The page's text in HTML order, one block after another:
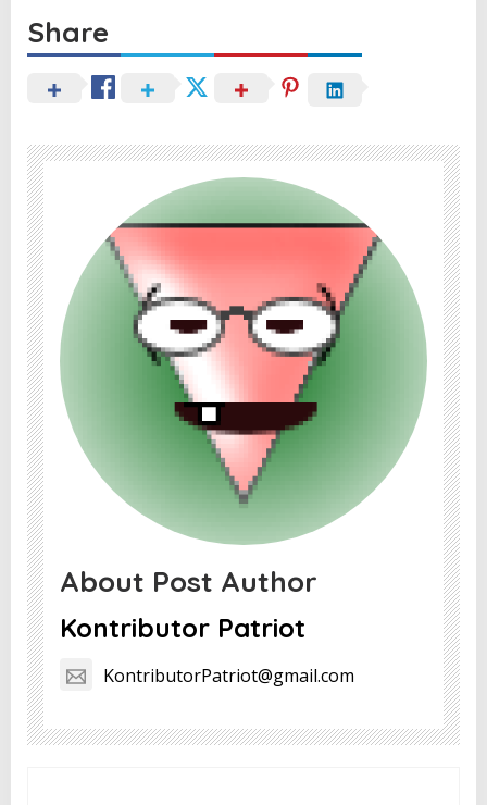
Share
About Post Author
Kontributor Patriot
KontributorPatriot@gmail.com